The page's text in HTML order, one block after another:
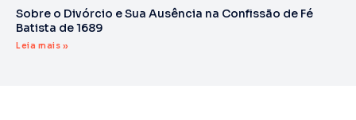
Sobre o Divórcio e Sua Ausência na Confissão de Fé
Batista de 1689
Leia mais »